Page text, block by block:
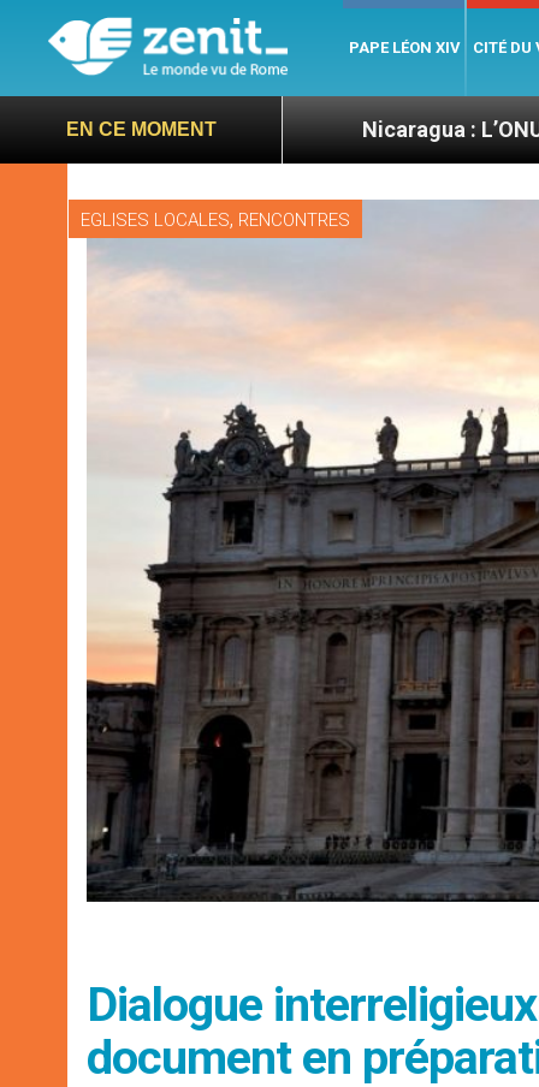
PAPE LÉON XIV CITÉ DU
EN CE MOMENT
go ! » Nicaragua : L’ONU exige des
EGLISES LOCALES, RENCONTRES
Dialogue
document en